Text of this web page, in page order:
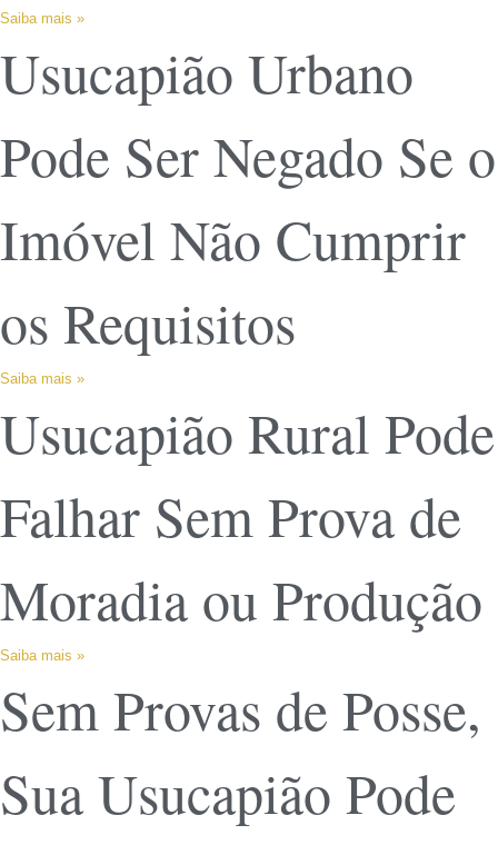
Saiba mais »
Usucapião Urbano
Pode Ser Negado Se o
Imóvel Não Cumprir
os Requisitos
Saiba mais »
Usucapião Rural Pode
Falhar Sem Prova de
Moradia ou Produção
Saiba mais »
Sem Provas de Posse,
Sua Usucapião Pode